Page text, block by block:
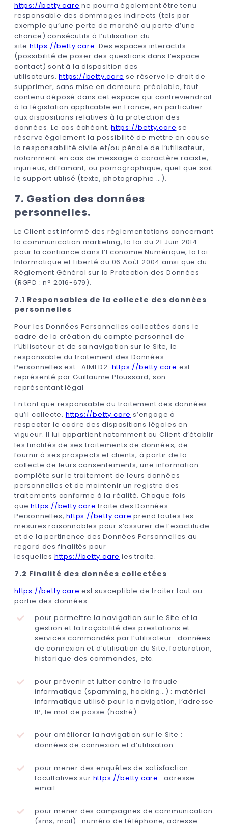
https://betty.care ne pourra également être tenu
responsable des dommages indirects (tels par
exemple qu’une perte de marché ou perte d’une
chance) consécutifs à l’utilisation du
site https://betty.care. Des espaces interactifs
(possibilité de poser des questions dans l’espace
contact) sont à la disposition des
utilisateurs.https://betty.care se réserve le droit de
supprimer, sans mise en demeure préalable, tout
contenu déposé dans cet espace qui contreviendrait
à la législation applicable en France, en particulier
aux dispositions relatives à la protection des
données. Le cas échéant,https://betty.care se
réserve également la possibilité de mettre en cause
la responsabilité civile et/ou pénale de l’utilisateur,
notamment en cas de message à caractère raciste,
injurieux, diffamant, ou pornographique, quel que soit
le support utilisé (texte, photographie …).
7. Gestion des données
personnelles.
Le Client est informé des réglementations concernant
la communication marketing, la loi du 21 Juin 2014
pour la confiance dans l’Economie Numérique, la Loi
Informatique et Liberté du 06 Août 2004 ainsi que du
Règlement Général sur la Protection des Données
(RGPD : n° 2016-679).
7.1 Responsables de la collecte des données
personnelles
Pour les Données Personnelles collectées dans le
cadre de la création du compte personnel de
l’Utilisateur et de sa navigation sur le Site, le
responsable du traitement des Données
Personnelles est : AIMED2. https://betty.care est
représenté par Guillaume Ploussard, son
représentant légal
En tant que responsable du traitement des données
qu’il collecte, https://betty.care s’engage à
respecter le cadre des dispositions légales en
vigueur. Il lui appartient notamment au Client d’établir
les finalités de ses traitements de données, de
fournir à ses prospects et clients, à partir de la
collecte de leurs consentements, une information
complète sur le traitement de leurs données
personnelles et de maintenir un registre des
traitements conforme à la réalité. Chaque fois
quehttps://betty.care traite des Données
Personnelles,https://betty.care prend toutes les
mesures raisonnables pour s’assurer de l’exactitude
et de la pertinence des Données Personnelles au
regard des finalités pour
lesquelles https://betty.care les traite.
7.2 Finalité des données collectées
https://betty.care est susceptible de traiter tout ou
partie des données :
pour permettre la navigation sur le Site et la
gestion et la traçabilité des prestations et
services commandés par l’utilisateur : données
de connexion et d’utilisation du Site, facturation,
historique des commandes, etc.
pour prévenir et lutter contre la fraude
informatique (spamming, hacking…) : matériel
informatique utilisé pour la navigation, l’adresse
IP, le mot de passe (hashé)
pour améliorer la navigation sur le Site :
données de connexion et d’utilisation
pour mener des enquêtes de satisfaction
facultatives sur https://betty.care : adresse
email
pour mener des campagnes de communication
(sms, mail) : numéro de téléphone, adresse